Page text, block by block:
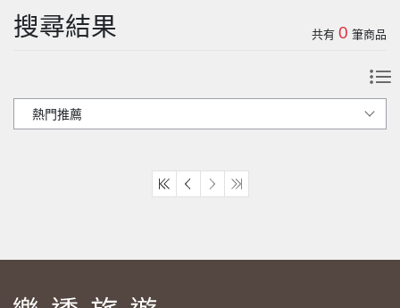
搜尋結果 共有 0 筆商品